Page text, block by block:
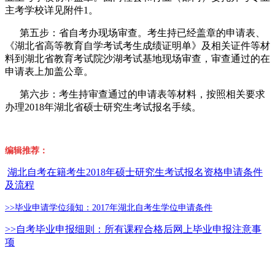
主考学校详见附件1。
第五步：省自考办现场审查。考生持已经盖章的申请表、
《湖北省高等教育自学考试考生成绩证明单》及相关证件等材
料到湖北省教育考试院沙湖考试基地现场审查，审查通过的在
申请表上加盖公章。
第六步：考生持审查通过的申请表等材料，按照相关要求
办理2018年湖北省硕士研究生考试报名手续。
编辑推荐：
湖北自考在籍考生2018年硕士研究生考试报名资格申请条件
及流程
>>毕业申请学位须知：2017年湖北自考生学位申请条件
>>自考毕业申报细则：所有课程合格后网上毕业申报注意事
项